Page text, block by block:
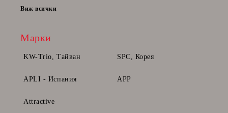
Виж всички
Марки
KW-Trio, Тайван SPC, Корея
APLI - Испания APP
Attractive